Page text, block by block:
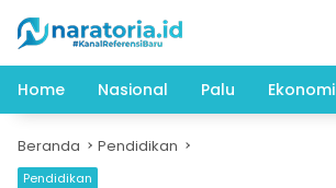
konten
Home
Nasional Palu Ekonomi
Beranda Pendidikan
Pendidikan